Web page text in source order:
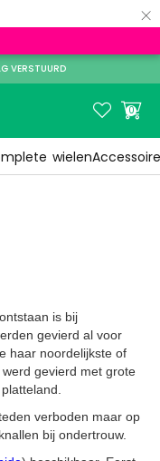
×
 
0
wielen
is bij
gevierd al voor
haar noordelijkste of
gevierd met grote
verboden maar op
bij ondertrouw.